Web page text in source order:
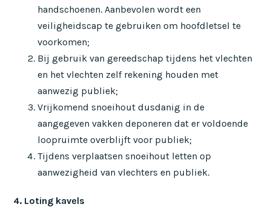
handschoenen. Aanbevolen wordt een
veiligheidscap te gebruiken om hoofdletsel te
voorkomen;
Bij gebruik van gereedschap tijdens het vlechten
en het vlechten zelf rekening houden met
aanwezig publiek;
Vrijkomend snoeihout dusdanig in de
aangegeven vakken deponeren dat er voldoende
loopruimte overblijft voor publiek;
Tijdens verplaatsen snoeihout letten op
aanwezigheid van vlechters en publiek.
4. Loting kavels